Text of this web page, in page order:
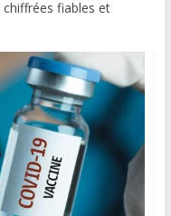
fiables et